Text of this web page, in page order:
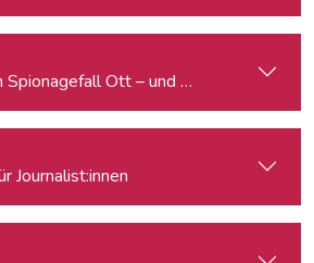
Ott – und wie reagiert die
Journalist:innen